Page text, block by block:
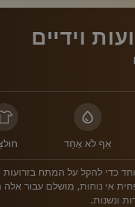
וידיים
אַף לֹא אֶחָד
כדי להקל על המתח בזרועות
אי נוחות, מושלם עבור אלה
ונשנות.